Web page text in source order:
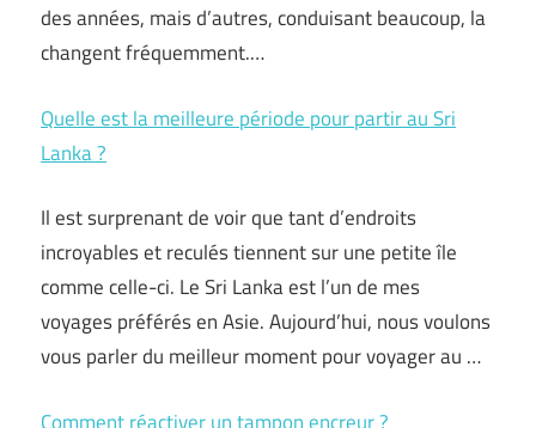
des années, mais d’autres, conduisant beaucoup, la
changent fréquemment.…
Quelle est la meilleure période pour partir au Sri
Lanka ?
Il est surprenant de voir que tant d’endroits
incroyables et reculés tiennent sur une petite île
comme celle-ci. Le Sri Lanka est l’un de mes
voyages préférés en Asie. Aujourd’hui, nous voulons
vous parler du meilleur moment pour voyager au …
Comment réactiver un tampon encreur ?